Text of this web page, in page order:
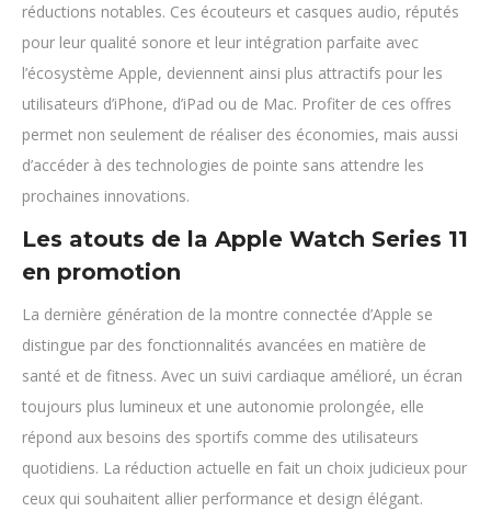
réductions notables. Ces écouteurs et casques audio, réputés
pour leur qualité sonore et leur intégration parfaite avec
l’écosystème Apple, deviennent ainsi plus attractifs pour les
utilisateurs d’iPhone, d’iPad ou de Mac. Profiter de ces offres
permet non seulement de réaliser des économies, mais aussi
d’accéder à des technologies de pointe sans attendre les
prochaines innovations.
Les atouts de la Apple Watch Series 11
en promotion
La dernière génération de la montre connectée d’Apple se
distingue par des fonctionnalités avancées en matière de
santé et de fitness. Avec un suivi cardiaque amélioré, un écran
toujours plus lumineux et une autonomie prolongée, elle
répond aux besoins des sportifs comme des utilisateurs
quotidiens. La réduction actuelle en fait un choix judicieux pour
ceux qui souhaitent allier performance et design élégant.